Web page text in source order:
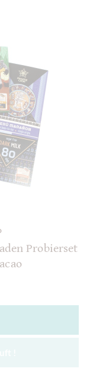
Probierset